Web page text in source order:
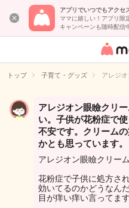
アプリでいつでもアクセ
ママに嬉しい！アプリ限
キャンペーンも随時配信
女性専
イト
トップ 子育て・グッズ アレジ
アレジオン眼瞼クリ
い。子供が花粉症で
不安です。クリーム
かとも思っています。
アレジオン眼瞼クリー
花粉症で子供に処方さ
効いてるのかどうなん
目が痒い痒い言ってま